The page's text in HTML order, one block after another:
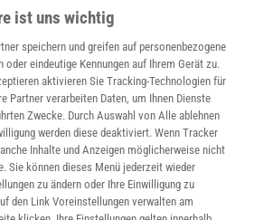
ist uns wichtig
speichern und greifen auf personenbezogene
oder eindeutige Kennungen auf Ihrem Gerät zu.
aktivieren Sie Tracking-Technologien für
Partner verarbeiten Daten, um Ihnen Dienste
Zwecke. Durch Auswahl von Alle ablehnen
werden diese deaktiviert. Wenn Tracker
Inhalte und Anzeigen möglicherweise nicht
Sie können dieses Menü jederzeit wieder
zu ändern oder Ihre Einwilligung zu
den Link Voreinstellungen verwalten am